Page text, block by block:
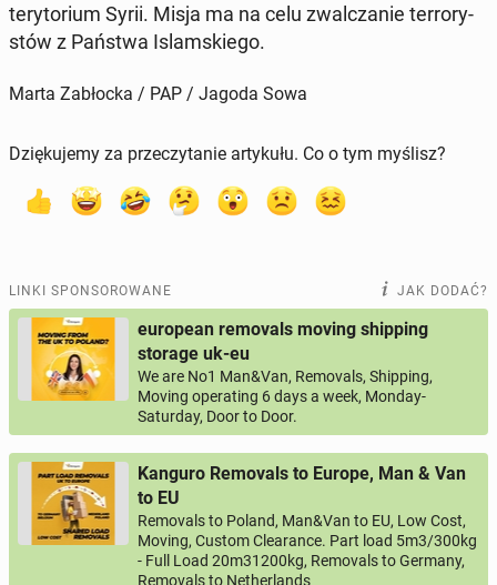
te­ry­to­rium Syrii. Misja ma na celu zwal­cza­nie ter­ro­ry­
stów z Państwa Is­lam­skie­go.
Marta Zabłocka / PAP / Jagoda Sowa
Dziękujemy za przeczytanie artykułu. Co o tym myślisz?
LINKI SPONSOROWANE JAK DODAĆ?
european removals moving shipping
storage uk-eu
We are No1 Man&Van, Removals, Shipping,
Moving operating 6 days a week, Monday-
Saturday, Door to Door.
Kanguro Removals to Europe, Man & Van
to EU
Removals to Poland, Man&Van to EU, Low Cost,
Moving, Custom Clearance. Part load 5m3/300kg
- Full Load 20m31200kg, Removals to Germany,
Removals to Netherlands